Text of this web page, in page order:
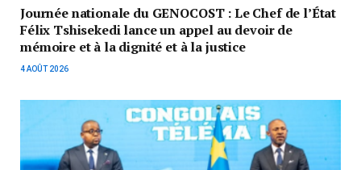
Journée nationale du GENOCOST : Le Chef de l’État
Félix Tshisekedi lance un appel au devoir de
mémoire et à la dignité et à la justice
4 AOÛT 2026